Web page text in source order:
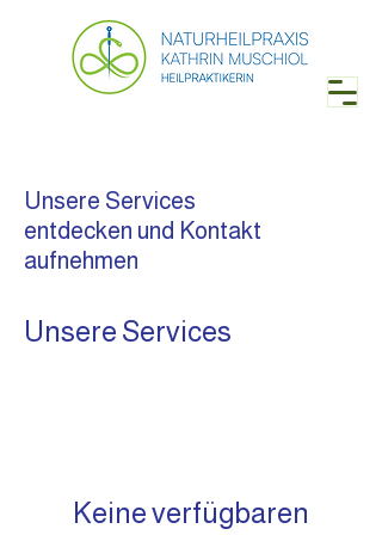
Unsere Services
entdecken und Kontakt
aufnehmen
Unsere Services
Keine verfügbaren